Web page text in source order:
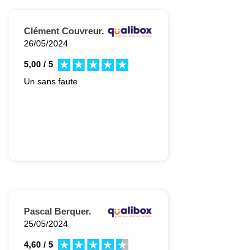
Clément Couvreur.
26/05/2024
5,00 / 5
Un sans faute
Pascal Berquer.
25/05/2024
4,60 / 5